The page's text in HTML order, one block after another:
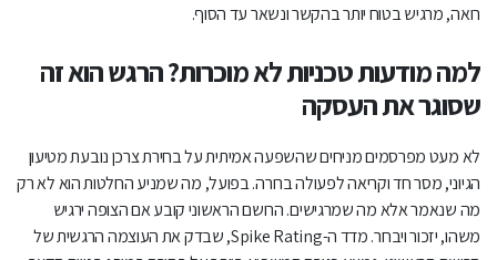
רואה, מרגיש בטוח יותר בהקשר ונשאר עד הסוף.
למה מודעות טכניות לא מוכרות? הרגש הוא זה
שסוגר את העסקה
לא מעט מפרסמים מניחים שהשפעה אמיתית על בחירת צרכן נובעת מטיעון
הגיוני, מסר חד וקריאה לפעולה ברורה. בפועל, מה שמניע החלטות הוא לא רק
מה שנאמר אלא מה שמרגישים. הרושם הראשוני קובע אם הצופה ירגיש
משהו, יזכור ויבחר. מדד ה-Spike Rating, שבדק את העוצמה הרגשית של